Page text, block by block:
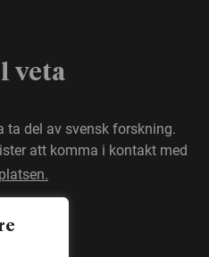
veta
ta del av svensk forskning.
att komma i kontakt med